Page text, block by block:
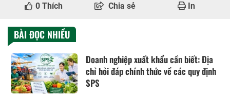
0 Thích Chia sẻ In
BÀI ĐỌC NHIỀU
Doanh nghiệp xuất khẩu cần biết: Địa
chỉ hỏi đáp chính thức về các quy định
SPS